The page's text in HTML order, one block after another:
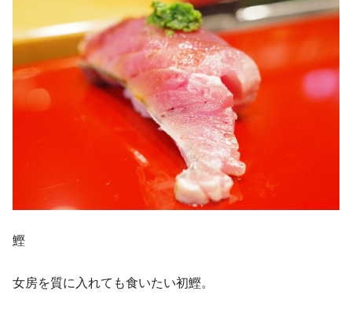
鰹
女房を質に入れても食いたい初鰹。